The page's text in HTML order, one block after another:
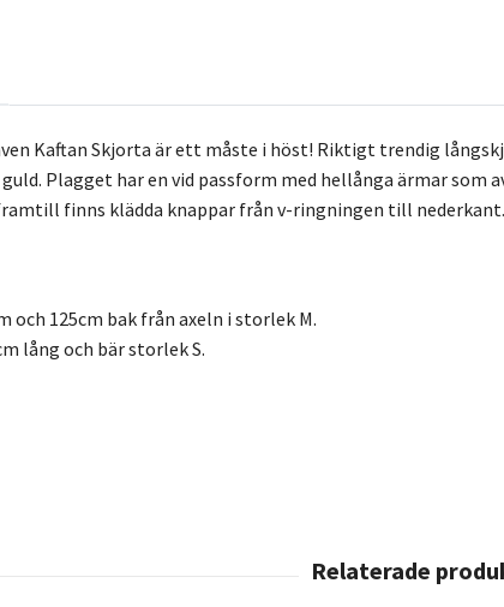
Kaftan Skjorta är ett måste i höst! Riktigt trendig
Plagget har en vid passform med hellånga ärmar som
finns klädda knappar från v-ringningen till
och 125cm bak från axeln i storlek M.
lång och bär storlek S.